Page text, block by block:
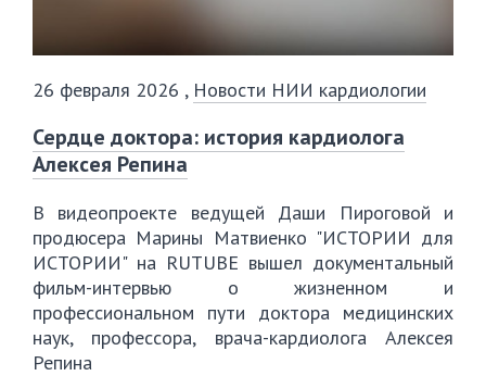
26 февраля 2026 , Новости НИИ кардиологии
Сердце доктора: история кардиолога
Алексея Репина
В видеопроекте ведущей Даши Пироговой и
продюсера Марины Матвиенко "ИСТОРИИ для
ИСТОРИИ" на RUTUBE вышел документальный
фильм-интервью о жизненном и
профессиональном пути доктора медицинских
наук, профессора, врача-кардиолога Алексея
Репина